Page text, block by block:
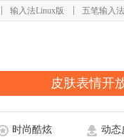
输入法Linux版 五笔输入法
皮肤表情开
时尚酷炫 动态